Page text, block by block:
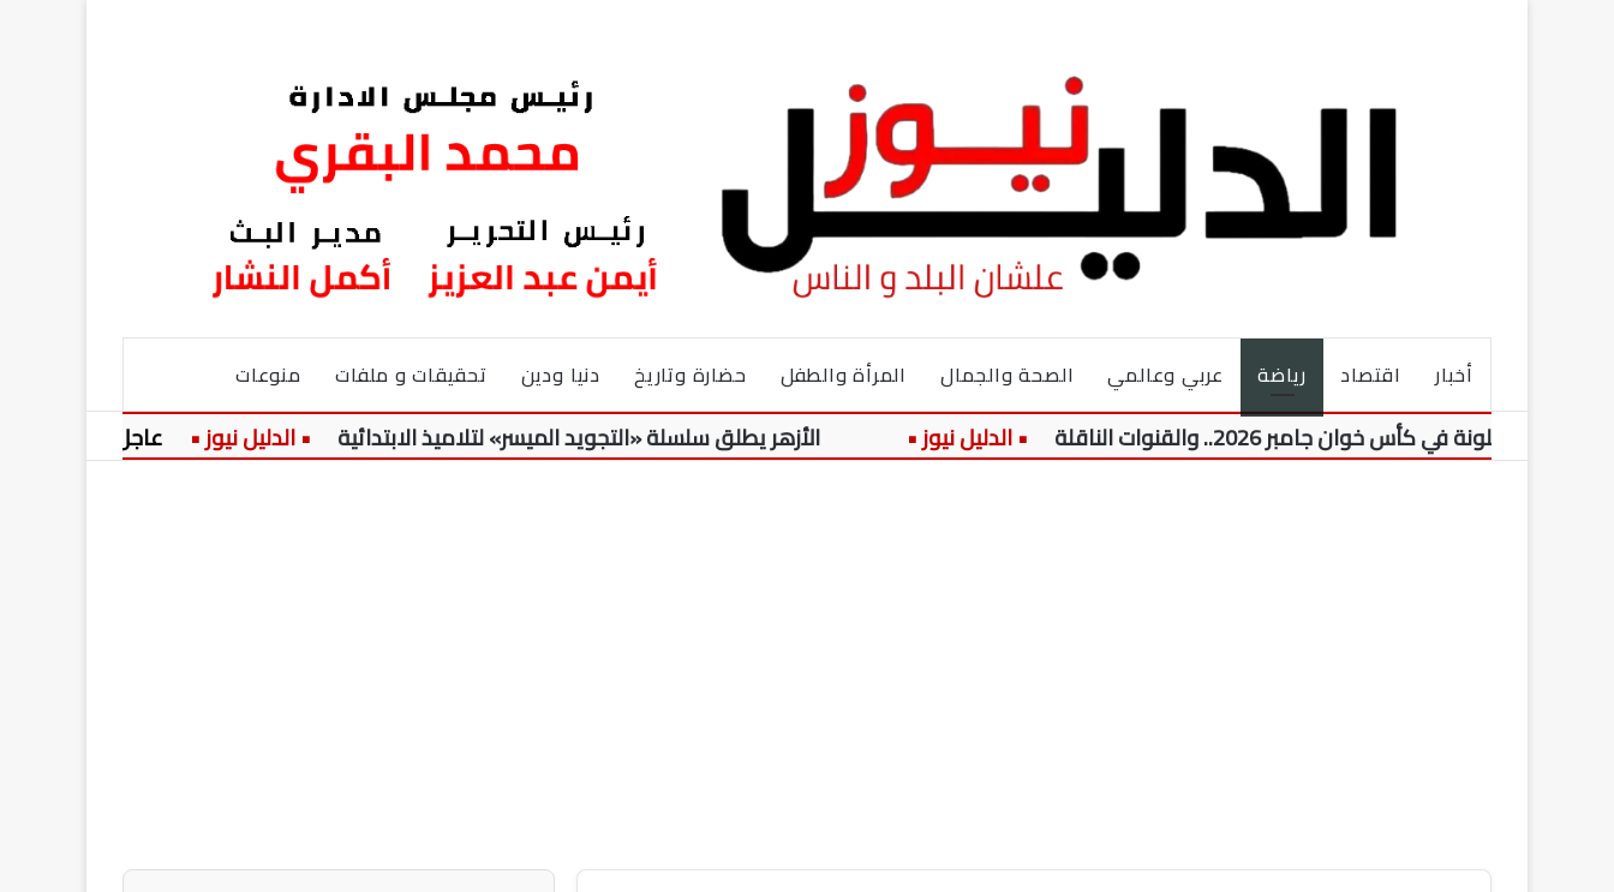
أخبار اقتصاد رياضة عربي وعالمي الصحة والجمال المرأة والطفل حضارة وتاريخ دنيا ودين تحقيقات و ملفات منوعات
في كأس خوان جامبر 2026.. والقنوات الناقلة الأزهر يطلق سلسلة «التجويد الميسر» لتلاميذ الابتدائية عاجل: